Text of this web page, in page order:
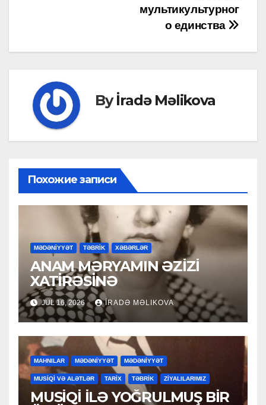
мультикультурног
о единства
Byİradə Məlikova
Похожие записи
MƏDƏNİYYƏT TƏBRİK XƏBƏRLƏR
ANAM MƏRYAMIN ƏZİZİ
XATİRƏSİNƏ
JUL 16, 2026 İRADƏ MƏLIKOVA
MAHNILAR MƏDƏNİYYƏT MƏDƏNİYYƏT
MUSİQİ VƏ ALƏTLƏR TARİX TƏBRİK ZİYALILARIMIZ
MUSİQİ İLƏ YOĞRULMUŞ BİR